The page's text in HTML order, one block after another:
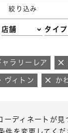
絞り込み
店舗 タイプ
ャラリーレア
ヴィトン か
ーディネートが見
件を変更してくだ